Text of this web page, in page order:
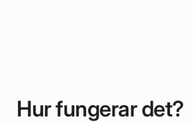
Hur fungerar det?